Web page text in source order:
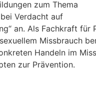
zum Thema
Verdacht auf
an. Als Fachkraft für
Missbrauch
Handeln im
zur Prävention.